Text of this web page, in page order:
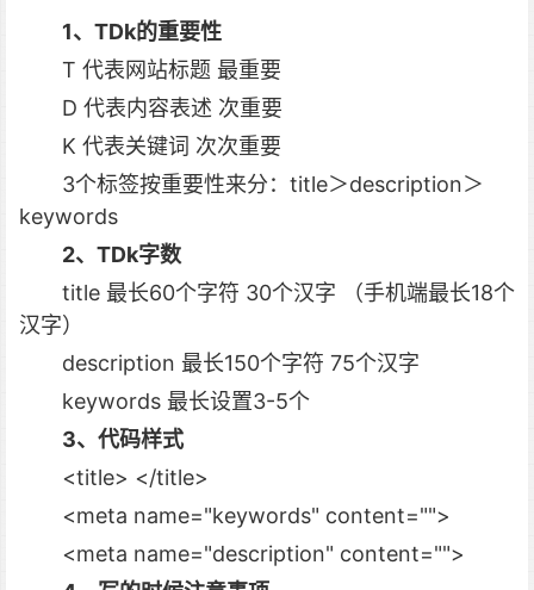
1、TDk的重要性
T 代表网站标题 最重要
D 代表内容表述 次重要
K 代表关键词 次次重要
3个标签按重要性来分：title＞description＞
keywords
2、TDk字数
title 最长60个字符 30个汉字 （手机端最长18个
汉字）
description 最长150个字符 75个汉字
keywords 最长设置3-5个
3、代码样式
<title> </title>
<meta name="keywords" content="">
<meta name="description" content="">